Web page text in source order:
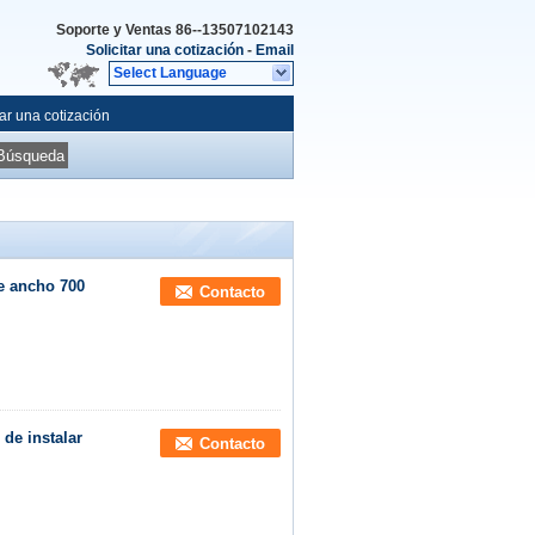
Soporte y Ventas 86--13507102143
Solicitar una cotización - Email
Select Language
una cotización
ancho 700
Contacto
de instalar
Contacto